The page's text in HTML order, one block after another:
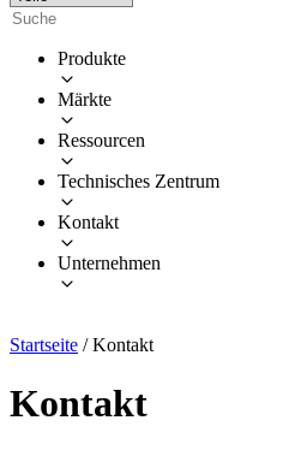
Produkte
Märkte
Ressourcen
Technisches Zentrum
Kontakt
Unternehmen
Startseite / Kontakt
Kontakt